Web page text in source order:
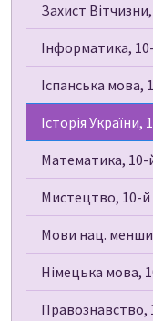
Захист
Інформатика,
Іспанська мова,
Історія України,
Математика, 10-
Мистецтво, 10-й
Мови нац.
Німецька мова,
Правознавство,